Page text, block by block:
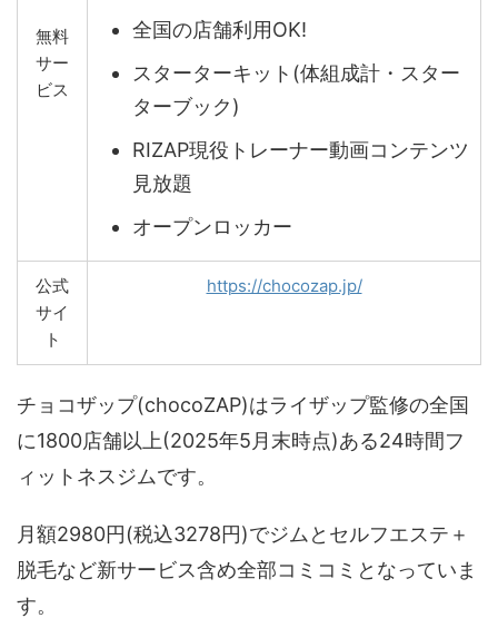
無料
サー
ビス
全国の店舗利用OK!
スターターキット(体組成計・スター
ターブック)
RIZAP現役トレーナー動画コンテンツ
見放題
オープンロッカー
公式
サイ
ト
https://chocozap.jp/
チョコザップ(chocoZAP)はライザップ監修の全国
に1800店舗以上(2025年5月末時点)ある24時間フ
ィットネスジムです。
月額2980円(税込3278円)でジムとセルフエステ＋
脱毛など新サービス含め全部コミコミとなっていま
す。